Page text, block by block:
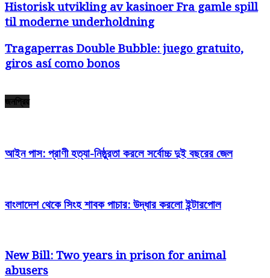
Historisk utvikling av kasinoer Fra gamle spill
til moderne underholdning
Tragaperras Double Bubble: juego gratuito,
giros así­ como bonos
জনপ্রিয়
আইন পাস: প্রাণী হত্যা-নিষ্ঠুরতা করলে সর্বোচ্চ দুই বছরের জেল
বাংলাদেশ থেকে সিংহ শাবক পাচার: উদ্ধার করলো ইন্টারপোল
New Bill: Two years in prison for animal
abusers